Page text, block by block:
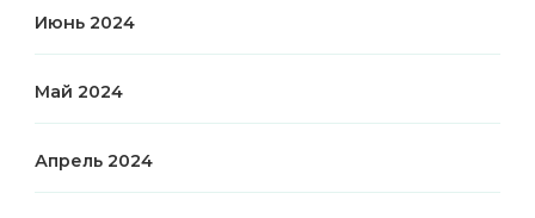
Июнь 2024
Май 2024
Апрель 2024